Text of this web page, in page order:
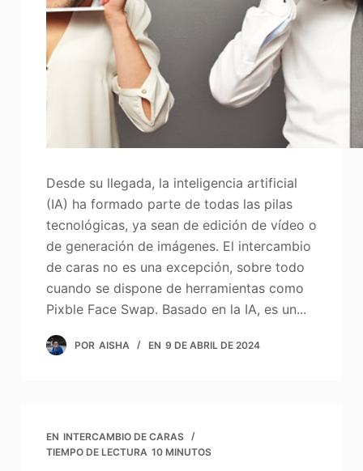
Desde su llegada, la inteligencia artificial
(IA) ha formado parte de todas las pilas
tecnológicas, ya sean de edición de vídeo o
de generación de imágenes. El intercambio
de caras no es una excepción, sobre todo
cuando se dispone de herramientas como
Pixble Face Swap. Basado en la IA, es un...
POR AISHA EN 9 DE ABRIL DE 2024
EN INTERCAMBIO DE CARAS
TIEMPO DE LECTURA 10 MINUTOS